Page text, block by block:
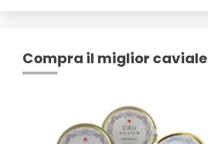
Compra il miglior caviale